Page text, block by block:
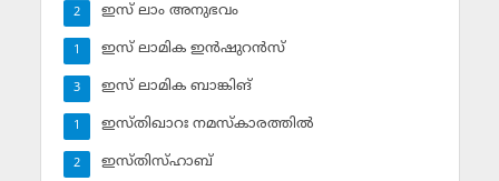
ഇസ് ലാം അനുഭവം
2
ഇസ് ലാമിക ഇന്‍ഷുറന്‍സ്‌
1
ഇസ് ലാമിക ബാങ്കിങ്‌
3
ഇസ്തിഖാറഃ നമസ്‌കാരത്തില്‍
1
ഇസ്തിസ്ഹാബ്
2